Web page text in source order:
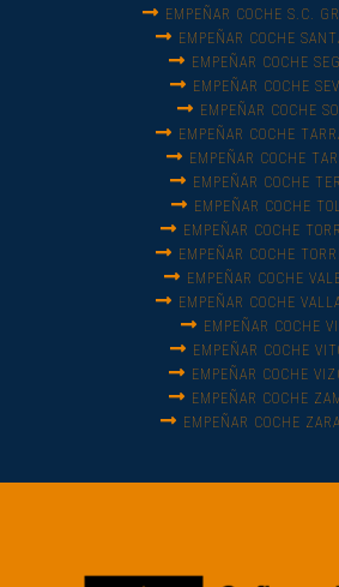
EMPEÑAR COCHE S.C.
EMPEÑAR COCHE
EMPEÑAR COCHE
EMPEÑAR COCHE
EMPEÑAR COCHE
EMPEÑAR COCHE
EMPEÑAR COCHE
EMPEÑAR COCHE
EMPEÑAR COCHE
EMPEÑAR COCHE
EMPEÑAR COCHE
EMPEÑAR COCHE
EMPEÑAR COCHE
EMPEÑAR COCHE
EMPEÑAR COCHE
EMPEÑAR COCHE
EMPEÑAR COCHE
EMPEÑAR COCHE